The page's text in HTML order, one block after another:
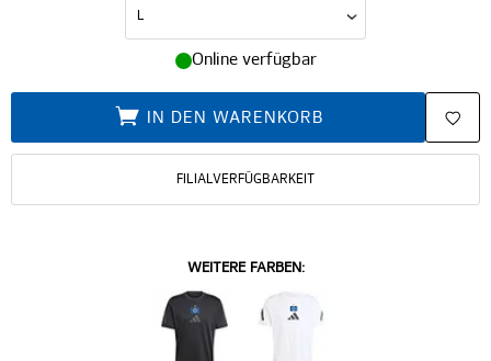
Online verfügbar
IN DEN WARENKORB
FILIALVERFÜGBARKEIT
WEITERE FARBEN: